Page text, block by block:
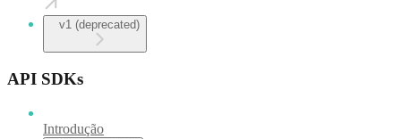
v1 (deprecated)
API SDKs
Introdução